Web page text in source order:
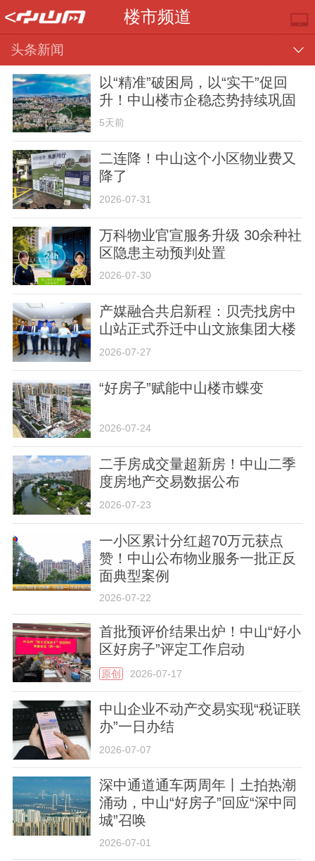
< 楼市频道
头条新闻
推荐 部门
楼市
关于我们 版权声明
以“精准”破困局，以“实干”促回
升！中山楼市企稳态势持续巩固
5天前
二连降！中山这个小区物业费又
降了
2026-07-31
万科物业官宣服务升级 30余种社
区隐患主动预判处置
2026-07-30
产媒融合共启新程：贝壳找房中
山站正式乔迁中山文旅集团大楼
2026-07-27
“好房子”赋能中山楼市蝶变
2026-07-24
二手房成交量超新房！中山二季
度房地产交易数据公布
2026-07-23
一小区累计分红超70万元获点
赞！中山公布物业服务一批正反
面典型案例
2026-07-22
首批预评价结果出炉！中山“好小
区好房子”评定工作启动
原创 2026-07-17
中山企业不动产交易实现“税证联
办”一日办结
2026-07-07
深中通道通车两周年丨土拍热潮
涌动，中山“好房子”回应“深中同
城”召唤
2026-07-01